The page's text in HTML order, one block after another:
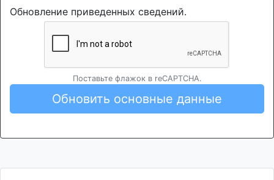
Обновление приведенных сведений.
Поставьте флажок в reCAPTCHA.
Обновить основные данные